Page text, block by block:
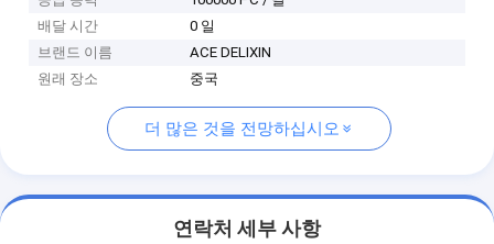
배달 시간
0 일
브랜드 이름
ACE DELIXIN
원래 장소
중국
더 많은 것을 전망하십시오
연락처 세부 사항